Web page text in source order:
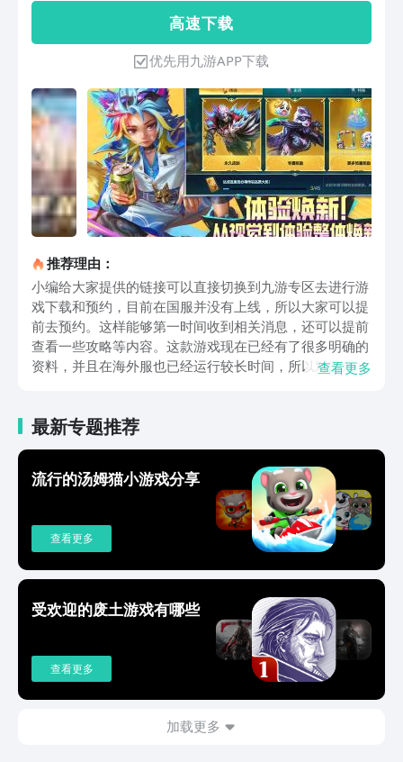
高 速 下 载
优先用九游APP下载
推荐理由：
小编给大家提供的链接可以直接切换到九游专区去进行游
戏下载和预约，目前在国服并没有上线，所以大家可以提
前去预约。这样能够第一时间收到相关消息，还可以提前
查看一些攻略等内容。这款游戏现在已经有了很多明确的
资料，并且在海外服也已经运行较长时间，所以对游戏整
明白是否适合自己了。作为一款注重操作的竞技类游戏，
英雄角色的设置自然是最关键方面，在这一点上决胜巅峰
也投入了大量精力。在角色外形和背景故事方面吸收了全
球各地很多不同的文化元素，里面的英雄涵盖了多个神话
中的人物，展现出了策划全球性视野。在可操作性以及公
平性等方面，也经过了时间检验，针对不同水平层次用户
推出了不同操作难度的英雄。例如一些基础辅助或射手、
拿来之后简单练习就能直接上手去打排位。还有一些属于
高难度操作，需要长时间研究才能够入门，但上手之后就
能够打出炫酷操作和技巧，一人就可以帮助队伍获得胜
利。在公平性方面没有始终强悍的英雄，每一个出现的角
色都形成了闭环克制关系，再加上游戏本身也比较重视团
队合作，大家可以放心选择自己喜欢的英雄，不用担心过
强或过弱。在游戏时长方面，大多数情况下只需要十几分
钟就能完成一场精彩的比赛，这对于广大上班族来说是非
查看更多
最新专题推荐
流行的汤姆猫小游戏分享
查看更多
受欢迎的废土游戏有哪些
查看更多
加载更多